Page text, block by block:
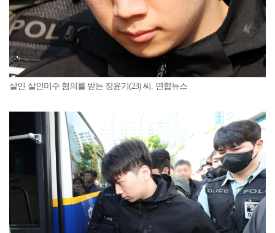
살인·살인미수 혐의를 받는 장윤기(23) 씨. 연합뉴스